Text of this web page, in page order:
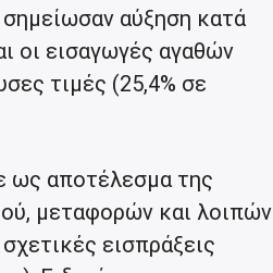
αύξηση κατά
οι εισαγωγές αγαθών
τιμές (25,4% σε
ως αποτέλεσμα της
μεταφορών και λοιπών
εισπράξεις